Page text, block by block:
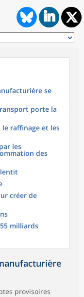
se
porte la
raffinage et les
les
des
créer de
milliards
provisoires